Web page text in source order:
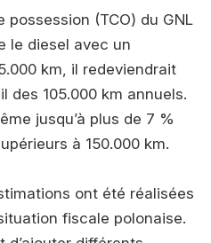
(TCO) du GNL
le diesel avec un
km, il redeviendrait
des 105.000 km annuels.
jusqu’à plus de 7 %
à 150.000 km.
ont été réalisées
fiscale polonaise.